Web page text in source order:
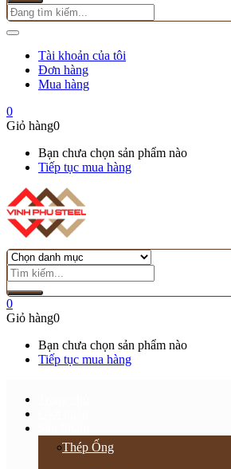
Tài khoản của tôi
Đơn hàng
Mua hàng
0
Giỏ hàng0
Bạn chưa chọn sản phẩm nào
Tiếp tục mua hàng
0
Giỏ hàng0
Bạn chưa chọn sản phẩm nào
Tiếp tục mua hàng
Thép Ống